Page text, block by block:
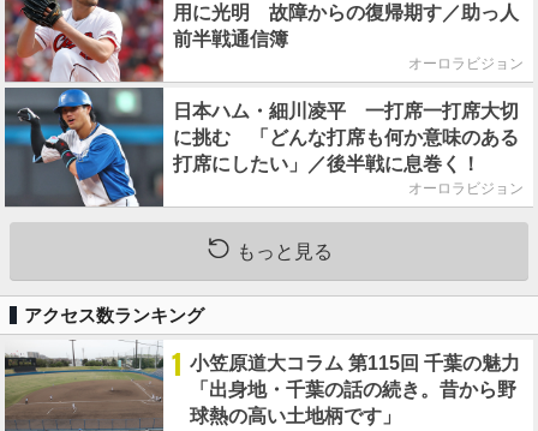
用に光明 故障からの復帰期す／助っ人
前半戦通信簿
オーロラビジョン
日本ハム・細川凌平 一打席一打席大切
に挑む 「どんな打席も何か意味のある
打席にしたい」／後半戦に息巻く！
オーロラビジョン
もっと見る
アクセス数ランキング
1 小笠原道大コラム 第115回 千葉の魅力
「出身地・千葉の話の続き。昔から野
球熱の高い土地柄です」